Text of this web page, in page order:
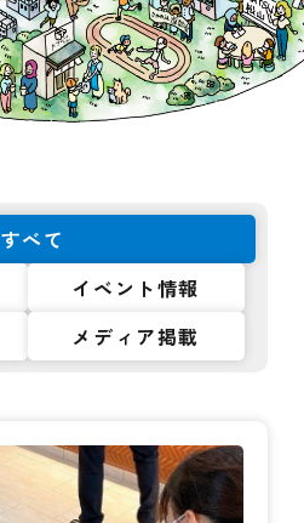
すべて
イベント情報
メディア掲載